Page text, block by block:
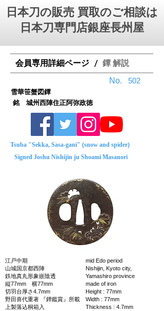
日本刀の販売 買取のご相談は
日本刀専門店銀座⻑州屋
会員専用詳細ページ / 鐔 解説
No.
銘 城州西陣住正阿弥政徳
Tsuba "Sekka, Sasa-gani" (snow and spider)
Signed Joshu Nishijin ju Shoami Masanori
江戸中期
山城国京都西陣
鉄地真丸形象嵌陰透
縦77mm 横77mm
切羽台厚さ4.7mm
野田喜代重著 『鐔鑑賞』所載
上製落込桐箱入
mid Edo period
Nishijin, Kyoto city,
Yamashiro province
made of iron
Height : 77mm
Width : 77mm
Thickness : 4.7mm
雪華笹蟹図鐔
502